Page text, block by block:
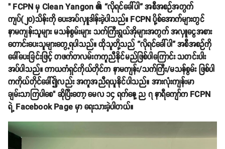
" FCPN မှ Clean Yangon ၏ “လိုရင်ခေါ်ပါ” အစီအစဉ်အတွက်
ကျပ်(၂၀)သိန်းကို ပေးအပ်လှူဒါန်းခဲ့ပါသည်။ FCPN ပို့စ်အောက်များတွင်
နာမကျန်းသူများ မသန်စွမ်းများ သက်ကြီးရွယ်အိုများအတွက် အလှူငွေအစား
တောင်းပေးသူများတွေ့ရပါသည်။ ထိုသူတို့သည် “လိုရင်ခေါ်ပါ” အစီအစဉ်ကို
ခေါ်ပေးခြင်းဖြင့် တဖက်တလမ်းကကူညီနိုင်မည်ဖြစ်ပါကြောင်း သတင်းပါး
အပ်ပါသည်။ ကာယကံရှင်ကိုယ်တိုင်က နာမကျန်း/သက်ကြီး/မသန်စွမ်း ဖြစ်ပါ
ကကိုယ်တိုင်ခေါ်၍လည်း အကူအညီရယူနိုင်ပါသည်။ အားလုံးကျန်းမာ
ချမ်းသာကြပါစေ" ဆိုပြီးတော့ မေလ ၁၄ ရက်နေ့ ည ၇ နာရီကျော်က FCPN
ရဲ့ Facebook Page မှာ ရေးသားခဲ့ပါတယ်။